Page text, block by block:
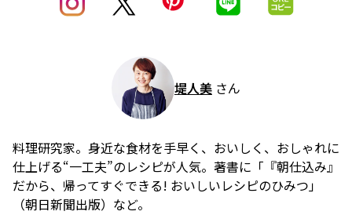
堤人美 さん
料理研究家。身近な食材を手早く、おいしく、おしゃれに
仕上げる“一工夫”のレシピが人気。著書に「『朝仕込み』
だから、帰ってすぐできる! おいしいレシピのひみつ」
（朝日新聞出版）など。